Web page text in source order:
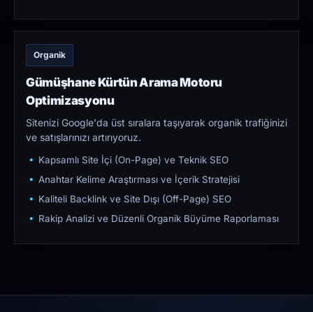
Organik
Gümüşhane Kürtün Arama Motoru
Optimizasyonu
Sitenizi Google'da üst sıralara taşıyarak organik trafiğinizi
ve satışlarınızı artırıyoruz.
Kapsamlı Site İçi (On-Page) ve Teknik SEO
Anahtar Kelime Araştırması ve İçerik Stratejisi
Kaliteli Backlink ve Site Dışı (Off-Page) SEO
Rakip Analizi ve Düzenli Organik Büyüme Raporlaması